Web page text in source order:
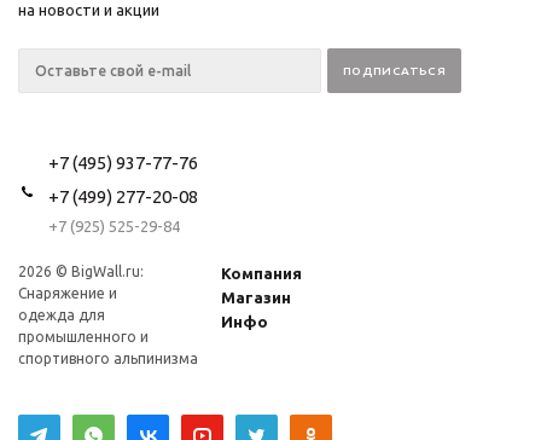
на новости и акции
+7 (495) 937-77-76
+7 (499) 277-20-08
+7 (925) 525-29-84
2026 © BigWall.ru:
Снаряжение и
одежда для
промышленного и
спортивного альпинизма
Компания
Магазин
Инфо